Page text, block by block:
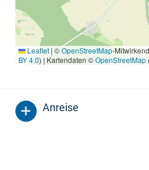
Leaflet | ©OpenStreetMap-
BY 4.0) | Kartendaten ©OpenStreetMap
Anreise